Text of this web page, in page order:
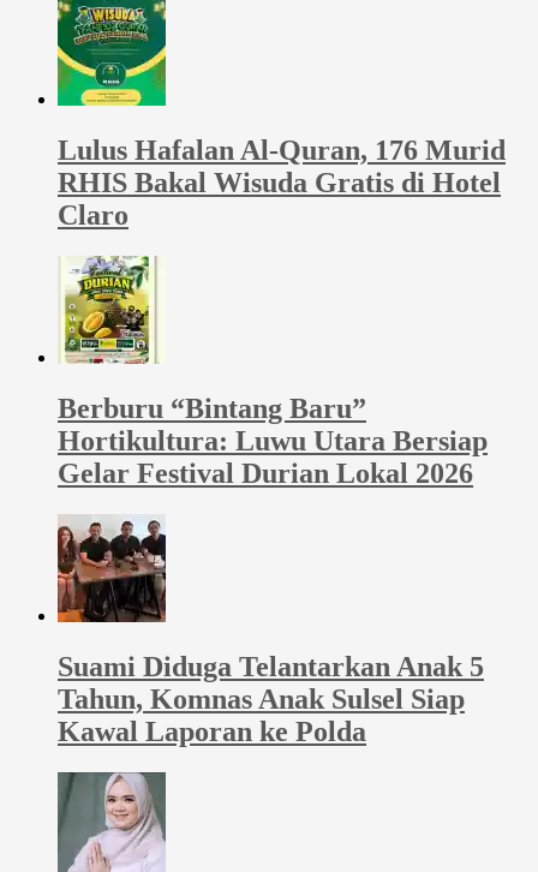
Lulus Hafalan Al-Quran, 176 Murid
RHIS Bakal Wisuda Gratis di Hotel
Claro
Berburu “Bintang Baru”
Hortikultura: Luwu Utara Bersiap
Gelar Festival Durian Lokal 2026
Suami Diduga Telantarkan Anak 5
Tahun, Komnas Anak Sulsel Siap
Kawal Laporan ke Polda